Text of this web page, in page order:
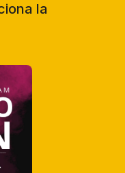
la